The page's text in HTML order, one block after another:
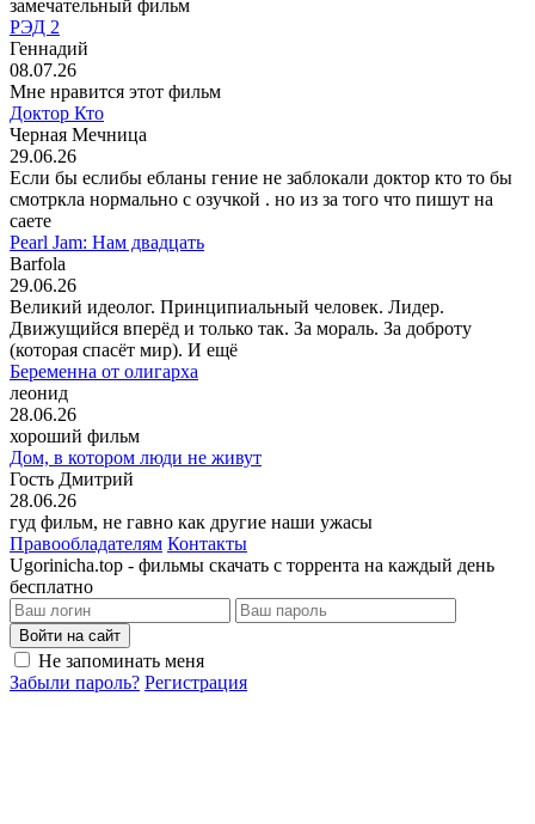
замечательный фильм
РЭД 2
Геннадий
08.07.26
Мне нравится этот фильм
Доктор Кто
Черная Мечница
29.06.26
Если бы еслибы ебланы гение не заблокали доктор кто то бы
смотркла нормально с озучкой . но из за того что пишут на
саете
Pearl Jam: Нам двадцать
Barfola
29.06.26
Великий идеолог. Принципиальный человек. Лидер.
Движущийся вперёд и только так. За мораль. За доброту
(которая спасёт мир). И ещё
Беременна от олигарха
леонид
28.06.26
хороший фильм
Дом, в котором люди не живут
Гость Дмитрий
28.06.26
гуд фильм, не гавно как другие наши ужасы
Правообладателям Контакты
Ugorinicha.top - фильмы скачать с торрента на каждый день
бесплатно
Войти на сайт
Не запоминать меня
Забыли пароль? Регистрация